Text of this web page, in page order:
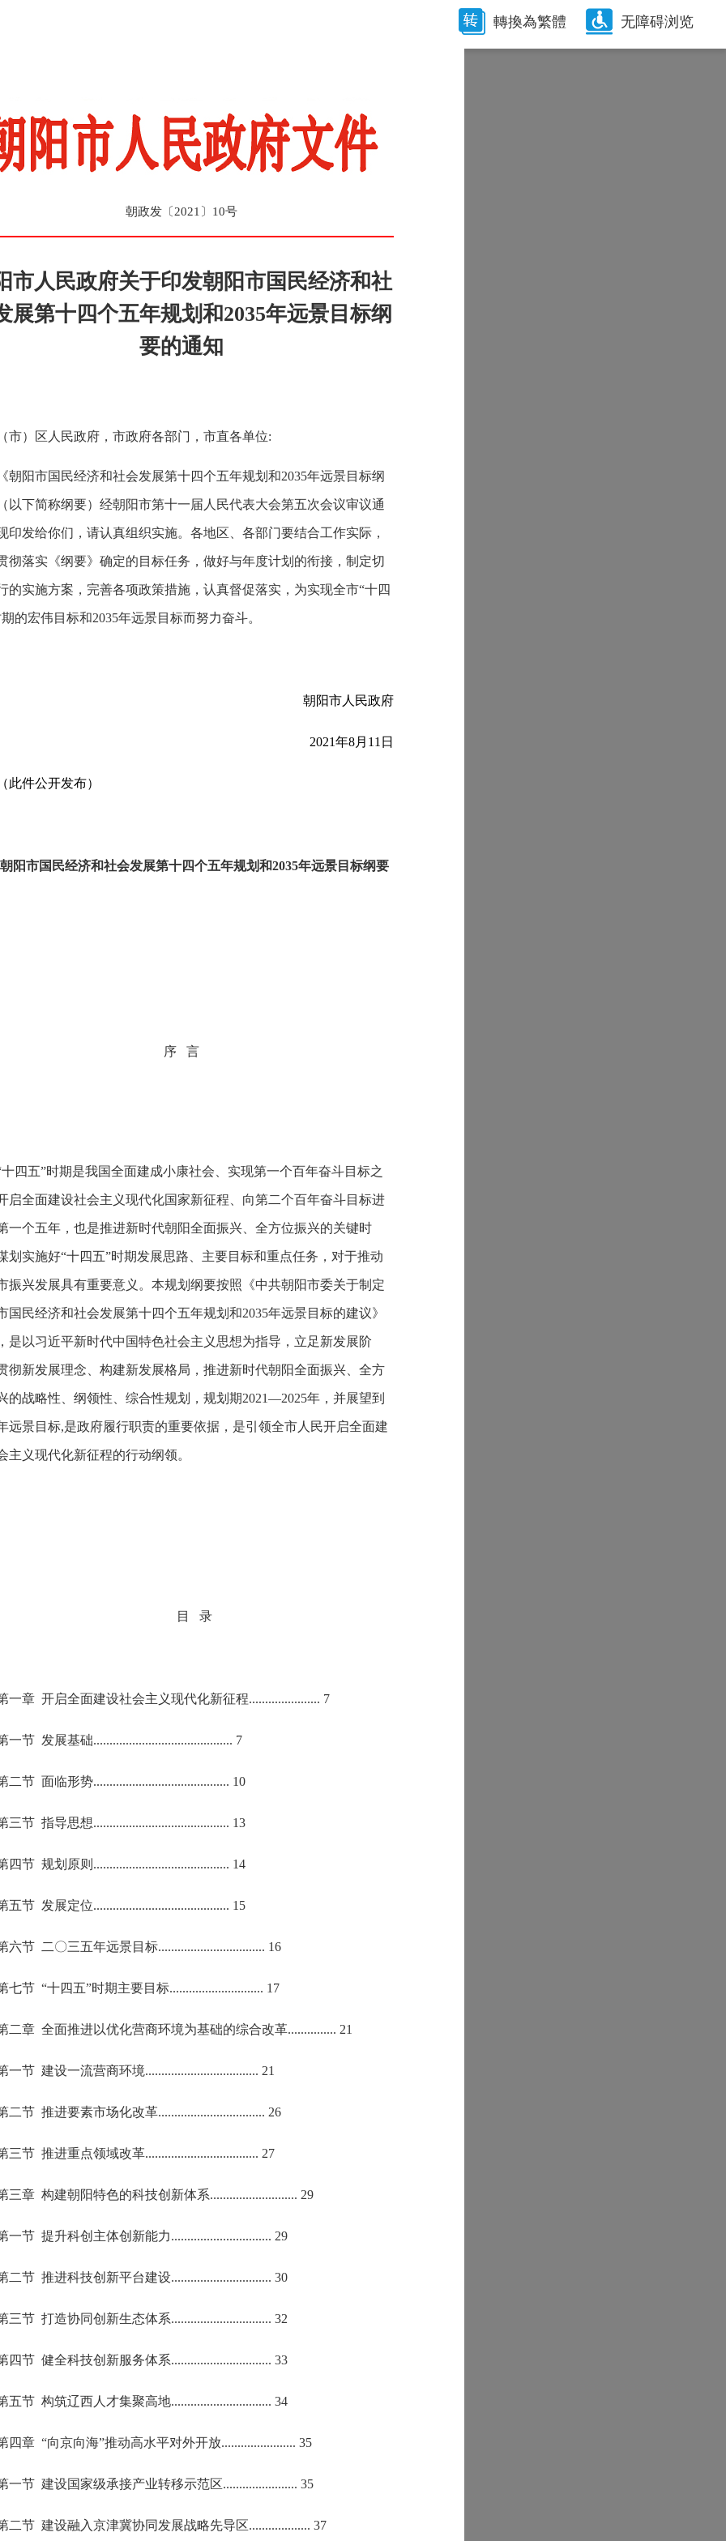
轉換為繁體 无障碍浏览
朝政发〔2021〕10号
市人民政府关于印发朝阳市国民经济和社
展第十四个五年规划和2035年远景目标纲
要的通知
市）区人民政府，市政府各部门，市直各单位:
朝阳市国民经济和社会发展第十四个五年规划和2035年远景目标纲
以下简称纲要）经朝阳市第十一届人民代表大会第五次会议审议通
印发给你们，请认真组织实施。各地区、各部门要结合工作实际，
彻落实《纲要》确定的目标任务，做好与年度计划的衔接，制定切
的实施方案，完善各项政策措施，认真督促落实，为实现全市“十四
的宏伟目标和2035年远景目标而努力奋斗。
朝阳市人民政府
2021年8月11日
此件公开发布）
朝阳市国民经济和社会发展第十四个五年规划和2035年远景目标纲要
序 言
十四五”时期是我国全面建成小康社会、实现第一个百年奋斗目标之
启全面建设社会主义现代化国家新征程、向第二个百年奋斗目标进
一个五年，也是推进新时代朝阳全面振兴、全方位振兴的关键时
划实施好“十四五”时期发展思路、主要目标和重点任务，对于推动
振兴发展具有重要意义。本规划纲要按照《中共朝阳市委关于制定
国民经济和社会发展第十四个五年规划和2035年远景目标的建议》
是以习近平新时代中国特色社会主义思想为指导，立足新发展阶
彻新发展理念、构建新发展格局，推进新时代朝阳全面振兴、全方
的战略性、纲领性、综合性规划，规划期2021—2025年，并展望到
远景目标,是政府履行职责的重要依据，是引领全市人民开启全面建
主义现代化新征程的行动纲领。
目 录
一章 开启全面建设社会主义现代化新征程...................... 7
一节 发展基础........................................... 7
二节 面临形势.......................................... 10
三节 指导思想.......................................... 13
四节 规划原则.......................................... 14
五节 发展定位.......................................... 15
六节 二〇三五年远景目标................................. 16
七节 “十四五”时期主要目标............................. 17
二章 全面推进以优化营商环境为基础的综合改革............... 21
一节 建设一流营商环境................................... 21
二节 推进要素市场化改革................................. 26
三节 推进重点领域改革................................... 27
三章 构建朝阳特色的科技创新体系........................... 29
一节 提升科创主体创新能力............................... 29
二节 推进科技创新平台建设............................... 30
三节 打造协同创新生态体系............................... 32
四节 健全科技创新服务体系............................... 33
五节 构筑辽西人才集聚高地............................... 34
四章 “向京向海”推动高水平对外开放....................... 35
一节 建设国家级承接产业转移示范区....................... 35
二节 建设融入京津冀协同发展战略先导区................... 37